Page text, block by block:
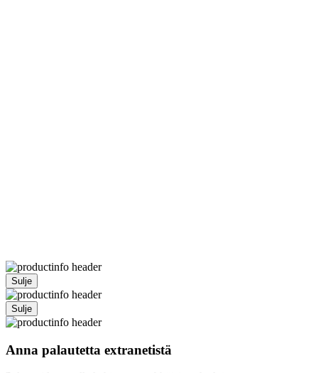
Sulje
Sulje
Anna palautetta extranetistä